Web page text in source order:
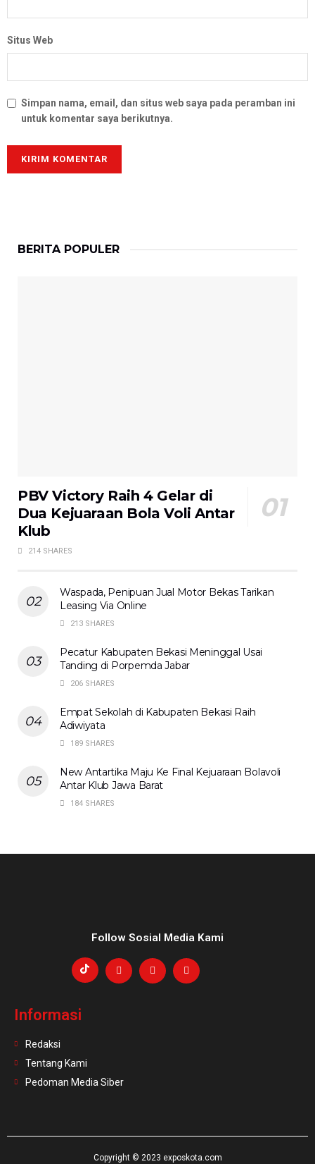
Situs Web
Simpan nama, email, dan situs web saya pada peramban ini
untuk komentar saya berikutnya.
BERITA POPULER
PBV Victory Raih 4 Gelar di
Dua Kejuaraan Bola Voli Antar
Klub
214 SHARES
Waspada, Penipuan Jual Motor Bekas Tarikan
Leasing Via Online
213 SHARES
Pecatur Kabupaten Bekasi Meninggal Usai
Tanding di Porpemda Jabar
206 SHARES
Empat Sekolah di Kabupaten Bekasi Raih
Adiwiyata
189 SHARES
New Antartika Maju Ke Final Kejuaraan Bolavoli
Antar Klub Jawa Barat
184 SHARES
Follow Sosial Media Kami
Informasi
Redaksi
Tentang Kami
Pedoman Media Siber
Copyright © 2023 exposkota.com